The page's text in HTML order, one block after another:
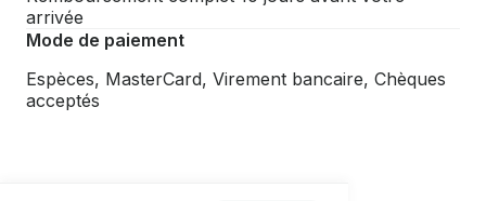
arrivée
Mode de paiement
Espèces, MasterCard, Virement bancaire, Chèques
acceptés